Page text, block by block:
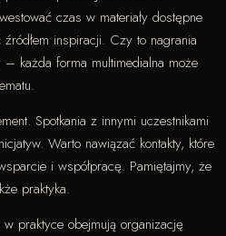
czas w materiały dostępne
inspiracji. Czy to nagrania
– każda forma multimedialna może
Spotkania z innymi uczestnikami
Warto nawiązać kontakty, które
i współpracę. Pamiętajmy, że
praktyka.
praktyce obejmują organizację